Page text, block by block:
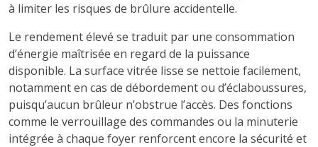
à limiter les risques de brûlure accidentelle.
Le rendement élevé se traduit par une consommation
d’énergie maîtrisée en regard de la puissance
disponible. La surface vitrée lisse se nettoie facilement,
notamment en cas de débordement ou d’éclaboussures,
puisqu’aucun brûleur n’obstrue l’accès. Des fonctions
comme le verrouillage des commandes ou la minuterie
intégrée à chaque foyer renforcent encore la sécurité et